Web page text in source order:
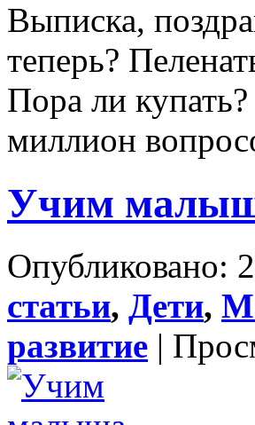
Выписка,
теперь?
Пора ли
миллион
Учим
Опубликовано:
статьи, Дети,
развитие |